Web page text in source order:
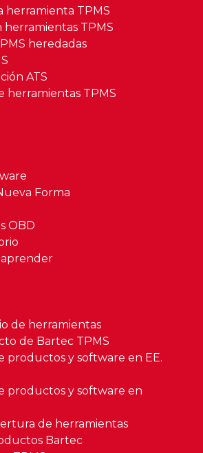
herramienta TPMS
herramientas TPMS
heredadas
ATS
herramientas TPMS
Forma
OBD
aprender
de herramientas
de Bartec TPMS
productos y software en EE.
productos y software en
de herramientas
Bartec